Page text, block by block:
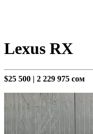
Lexus RX
$25 500 | 2 229 975 сом